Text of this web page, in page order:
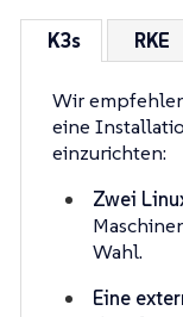
K3s RKE
Wir
eine
einzurichten:
Zwei
Wahl.
Eine